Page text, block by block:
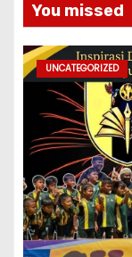
You missed
UNCATEGORIZED